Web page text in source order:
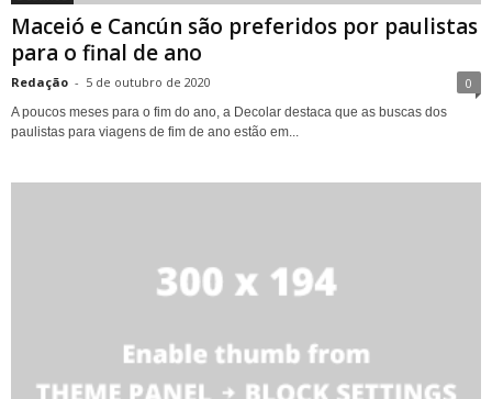
Maceió e Cancún são preferidos por paulistas
para o final de ano
Redação - 5 de outubro de 2020 0
A poucos meses para o fim do ano, a Decolar destaca que as buscas dos
paulistas para viagens de fim de ano estão em...